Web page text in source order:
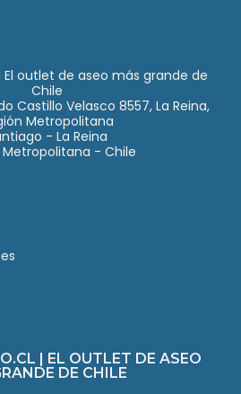
outlet de aseo más grande de
Chile
Castillo Velasco 8557, La Reina,
Metropolitana
- La Reina
Metropolitana - Chile
| EL OUTLET DE ASEO
DE CHILE